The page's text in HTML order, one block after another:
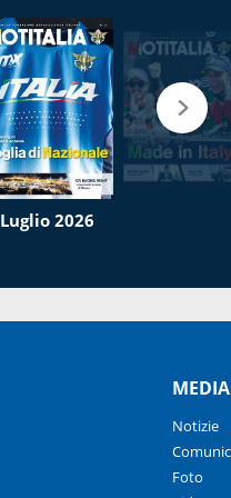
Luglio 2026
MEDIA
Notizie
Foto